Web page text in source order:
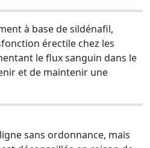
à base de sildénafil,
érectile chez les
le flux sanguin dans le
et de maintenir une
sans ordonnance, mais